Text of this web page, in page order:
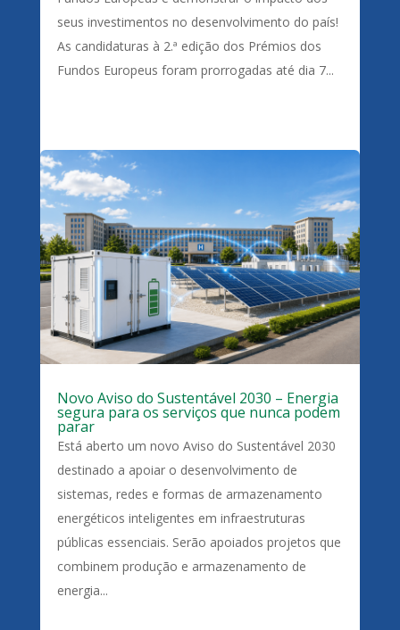
seus investimentos no desenvolvimento do país!
As candidaturas à 2.ª edição dos Prémios dos
Fundos Europeus foram prorrogadas até dia 7...
Novo Aviso do Sustentável 2030 – Energia
segura para os serviços que nunca podem
parar
Está aberto um novo Aviso do Sustentável 2030
destinado a apoiar o desenvolvimento de
sistemas, redes e formas de armazenamento
energéticos inteligentes em infraestruturas
públicas essenciais. Serão apoiados projetos que
combinem produção e armazenamento de
energia...